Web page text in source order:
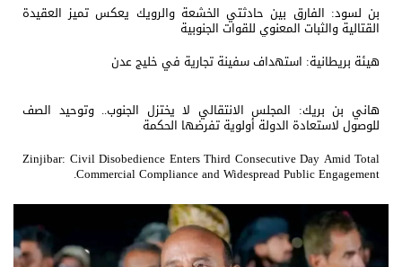
بن لسود: الفارق بين حادثتي الخشعة والرويك يعكس تميز العقيدة
القتالية والثبات المعنوي للقوات الجنوبية
هيئة بريطانية: استهداف سفينة تجارية في خليج عدن
هاني بن بريك: المجلس الانتقالي لا يختزل الجنوب.. وتوحيد الصف
للوصول لاستعادة الدولة أولوية تفرضها الحكمة
Zinjibar: Civil Disobedience Enters Third Consecutive Day Amid Total
Commercial Compliance and Widespread Public Engagement.